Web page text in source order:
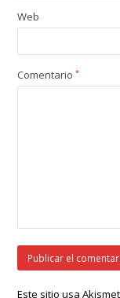
Web
Comentario*
Este sitio usa